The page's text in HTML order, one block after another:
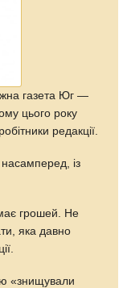
газета Юг —
цього року
редакції.
із
грошей. Не
яка давно
«знищували